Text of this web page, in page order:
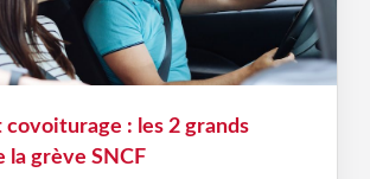
: les 2 grands
la grève SNCF